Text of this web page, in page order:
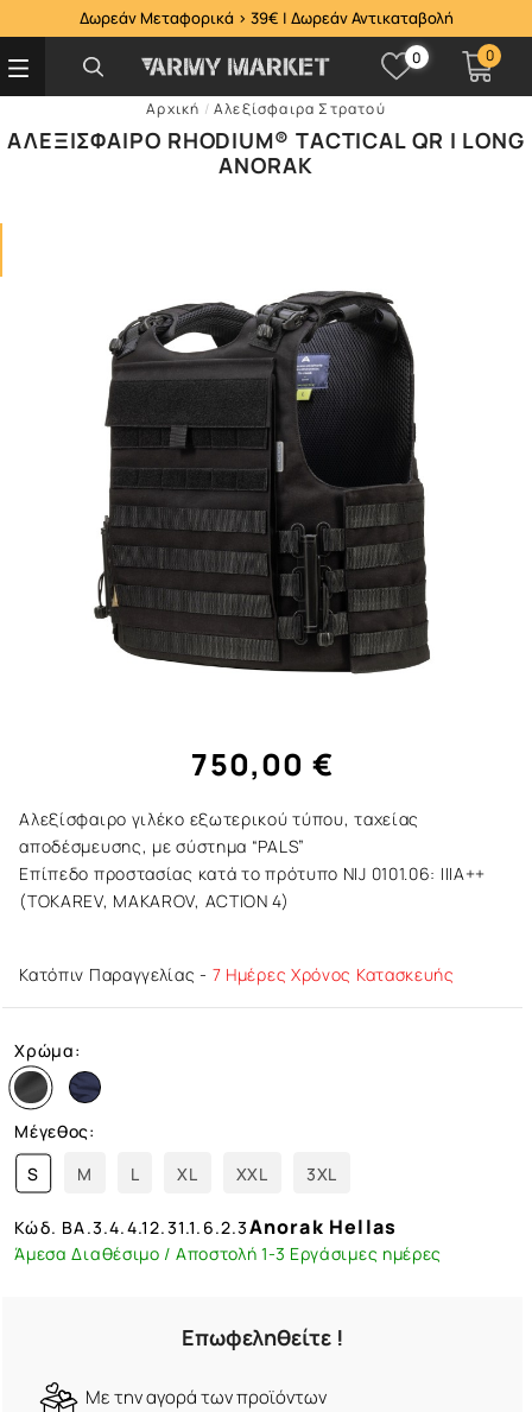
Δωρεάν Μεταφορικά > 39€ | Δωρεάν Αντικαταβολή
0 0
Αρχική / Αλεξίσφαιρα Στρατού
ΑΛΕΞΊΣΦΑΙΡΟ RHODIUM® TACTICAL QR I LONG
ANORAK
750,00 €
Αλεξίσφαιρο γιλέκο εξωτερικού τύπου, ταχείας
αποδέσμευσης, με σύστημα “PALS”
Επίπεδο προστασίας κατά το πρότυπο NIJ 0101.06: IIIA++
(TOKAREV, MAKAROV, ACTION 4)
Κατόπιν Παραγγελίας - 7 Ημέρες Χρόνος Κατασκευής
Χρώμα:
Μέγεθος:
S
M L XL XXL 3XL
Κώδ. BA.3.4.4.12.31.1.6.2.3Anorak Hellas
Άμεσα Διαθέσιμο / Αποστολή 1-3 Εργάσιμες ημέρες
Επωφεληθείτε !
Mε την αγορά των προϊόντων